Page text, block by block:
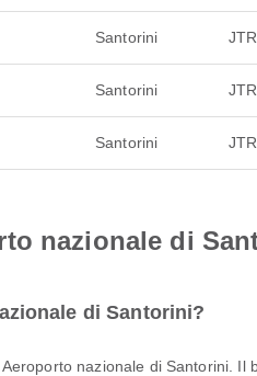
Santorini JTR
Santorini JTR
Santorini JTR
nazionale di
di Santorini?